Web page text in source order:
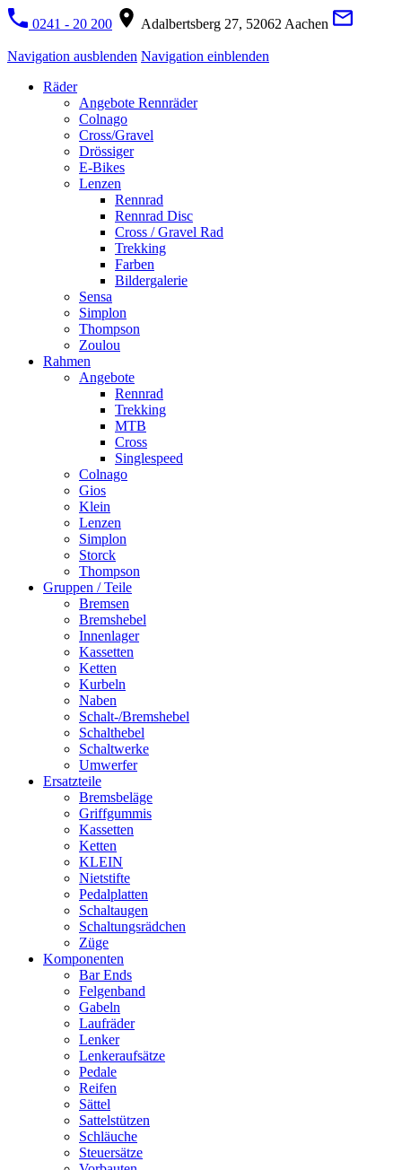
0241 - 20 200 Adalbertsberg 27, 52062 Aachen
Navigation ausblenden Navigation einblenden
Räder
Angebote Rennräder
Colnago
Cross/Gravel
Drössiger
E-Bikes
Lenzen
Rennrad
Rennrad Disc
Cross / Gravel Rad
Trekking
Farben
Bildergalerie
Sensa
Simplon
Thompson
Zoulou
Rahmen
Angebote
Rennrad
Trekking
MTB
Cross
Singlespeed
Colnago
Gios
Klein
Lenzen
Simplon
Storck
Thompson
Gruppen / Teile
Bremsen
Bremshebel
Innenlager
Kassetten
Ketten
Kurbeln
Naben
Schalt-/Bremshebel
Schalthebel
Schaltwerke
Umwerfer
Ersatzteile
Bremsbeläge
Griffgummis
Kassetten
Ketten
KLEIN
Nietstifte
Pedalplatten
Schaltaugen
Schaltungsrädchen
Züge
Komponenten
Bar Ends
Felgenband
Gabeln
Laufräder
Lenker
Lenkeraufsätze
Pedale
Reifen
Sättel
Sattelstützen
Schläuche
Steuersätze